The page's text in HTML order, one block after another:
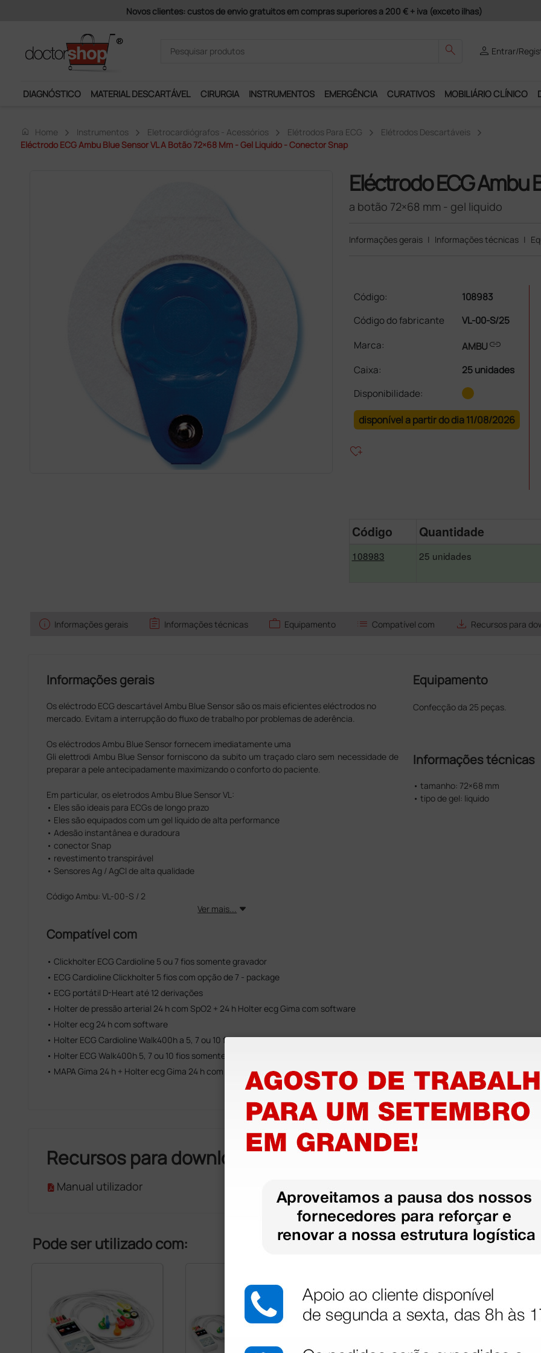
Pagamentos Seguros e Garantia de Satisfação!
search person Entrar/
DIAGNÓSTICO MATERIAL DESCARTÁVEL CIRURGIA INSTRUMENTOS EMERGÊNCIA CURATIVOS MOBILIÁRIO CLÍNICO
home Home Instrumentos Eletrocardiógrafos - Acessórios Elétrodos Para ECG
Elétrodos Descartáveis
Eléctrodo ECG Ambu Blue Sensor VL A Botão 72×68 Mm - Gel Liquido - Conector Snap
Eléctrodo ECG Ambu
a botão 72×68 mm - gel liquido
Informações gerais | Informações técnicas |
Código:
108983
Código do fabricante
VL-00-S/25
Marca:
AMBUlink
Caixa:
25 unidades
Disponibilidade:
disponível a partir do dia 11/08/2026
heart_plus
Código Quantidade
108983 25 unidades
info Informações gerais assignment Informações técnicas work Equipamento list Compatível com save_alt Recursos para
Informações gerais
Os eléctrodo ECG descartável Ambu Blue Sensor são os mais eficientes eléctrodos no
mercado. Evitam a interrupção do fluxo de trabalho por problemas de aderência.
Os eléctrodos Ambu Blue Sensor fornecem imediatamente uma
Gli elettrodi Ambu Blue Sensor forniscono da subito um traçado claro sem necessidade de
preparar a pele antecipadamente maximizando o conforto do paciente.
Em particular, os eletrodos Ambu Blue Sensor VL:
• Eles são ideais para ECGs de longo prazo
• Eles são equipados com um gel líquido de alta performance
• Adesão instantânea e duradoura
• conector Snap
• revestimento transpirável
• Sensores Ag / AgCl de alta qualidade
Código Ambu: VL-00-S / 2
Ver mais...
Compatível com
• Clickholter ECG Cardioline 5 ou 7 fios somente gravador
• ECG Cardioline Clickholter 5 fios com opção de 7 - package
• ECG portátil D-Heart até 12 derivações
• Holter de pressão arterial 24 h com SpO2 + 24 h Holter ecg Gima com software
• Holter ecg 24 h com software
• Holter ECG Cardioline Walk400h a 5, 7 ou 10 fios - package
• Holter ECG Walk400h 5, 7 ou 10 fios somente gravador
• MAPA Gima 24 h + Holter ecg Gima 24 h com software
Equipamento
Confecção da 25 peças.
Informações técnicas
• tamanho: 72×68 mm
• tipo de gel: liquido
Recursos para download
Manual utilizador
Pode ser utilizado com: